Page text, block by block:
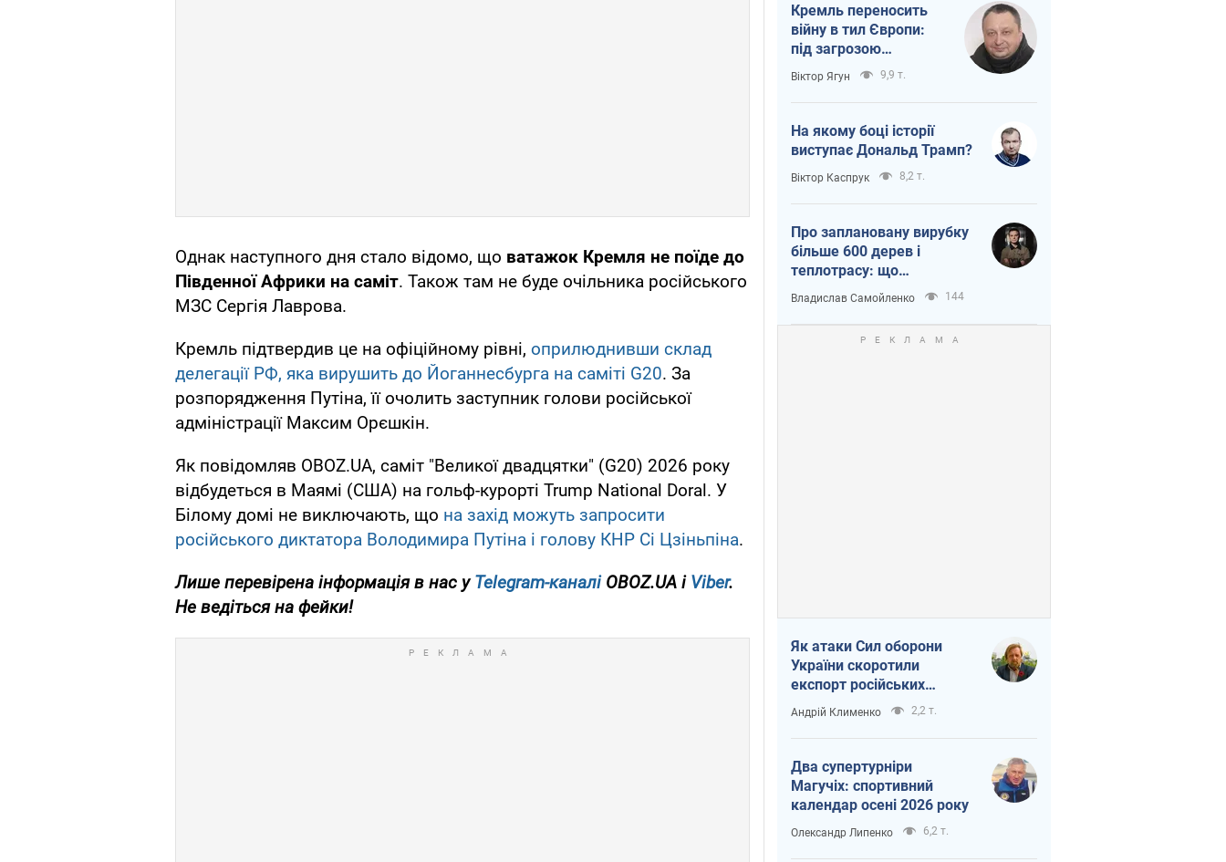
Однак наступного дня стало відомо, що ватажок Кремля не поїде до
Південної Африки на саміт. Також там не буде очільника російського
МЗС Сергія Лаврова.
Кремль підтвердив це на офіційному рівні, оприлюднивши склад
делегації РФ, яка вирушить до Йоганнесбурга на саміті G20. За
розпорядження Путіна, її очолить заступник голови російської
адміністрації Максим Орєшкін.
Як повідомляв OBOZ.UA, саміт "Великої двадцятки" (G20) 2026 року
відбудеться в Маямі (США) на гольф-курорті Trump National Doral. У
Білому домі не виключають, що на захід можуть запросити
російського диктатора Володимира Путіна і голову КНР Сі Цзіньпіна.
Лише перевірена інформація в нас уTelegram-каналіOBOZ.UA і Viber.
Не ведіться на фейки!
Кремль переносить
війну в тил Європи:
під загрозою
критична логістика
Віктор Ягун 9,9 т.
На якому боці історії
виступає Дональд Трамп?
Віктор Каспрук 8,2 т.
Про заплановану вирубку
більше 600 дерев і
теплотрасу: що
відбувається на Теремках
у Києві
Владислав Самойленко 144
Як атаки Сил оборони
України скоротили
експорт російських
нафтопродуктів
Андрій Клименко 2,2 т.
Два супертурніри
Магучіх: спортивний
календар осені 2026 року
Олександр Липенко 6,2 т.